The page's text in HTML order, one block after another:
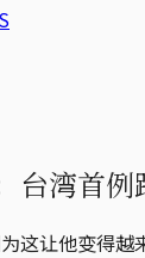
台湾首
这让他变得越